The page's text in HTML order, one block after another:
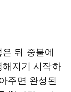
뒤 중불에
지기 시작하
주면 완성된